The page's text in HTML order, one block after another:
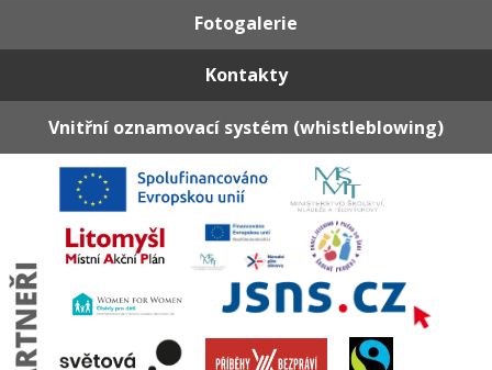
Fotogalerie
Kontakty
Vnitřní oznamovací systém (whistleblowing)